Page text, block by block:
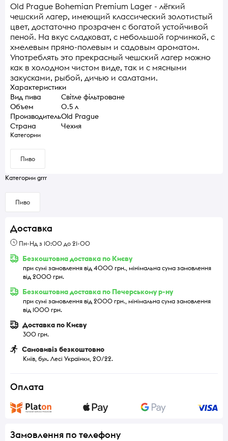
Old Prague Bohemian Premium Lager - лёгкий
чешский лагер, имеющий классический золотистый
цвет, достаточно прозрачен с богатой устойчивой
пеной. На вкус сладковат, с небольшой горчинкой, с
хмелевым пряно-полевым и садовым ароматом.
Употреблять это прекрасный чешский лагер можно
как в холодном чистом виде, так и с мясными
закусками, рыбой, дичью и салатами.
Характеристики
Вид пива
Світле фільтроване
Объем
0.5 л
ПроизводительOld Prague
Страна
Чехия
Категории
Пиво
Категории grrr
Пиво
Доставка
Пн-Нд з 10:00 до 21-00
Безкоштовна доставка по Києву
при сумі замовлення від 4000 грн., мінімальна сума замовлення
від 2000 грн.
Безкоштовна доставка по Печерському р-ну
при сумі замовлення від 2000 грн., мінімальна сума замовлення
від 1000 грн.
Доставка по Києву
300 грн.
Самовивіз безкоштовно
Київ, бул. Лесі Українки, 20/22.
Оплата
Замовлення по телефону